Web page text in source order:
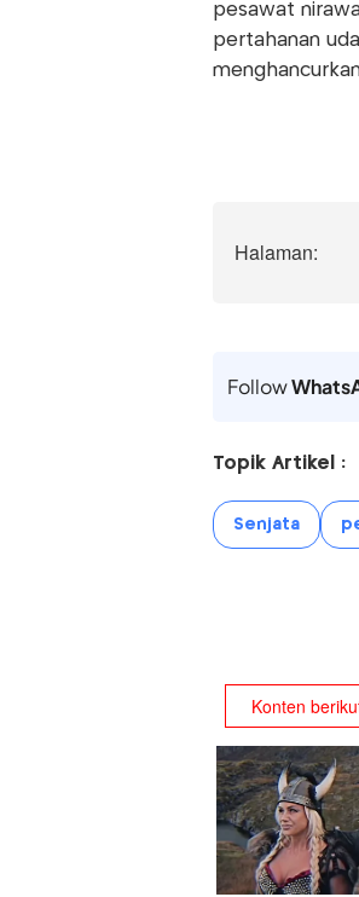
pesawat
pertahanan
Halaman:
Follow
Topik Artikel :
Senjata